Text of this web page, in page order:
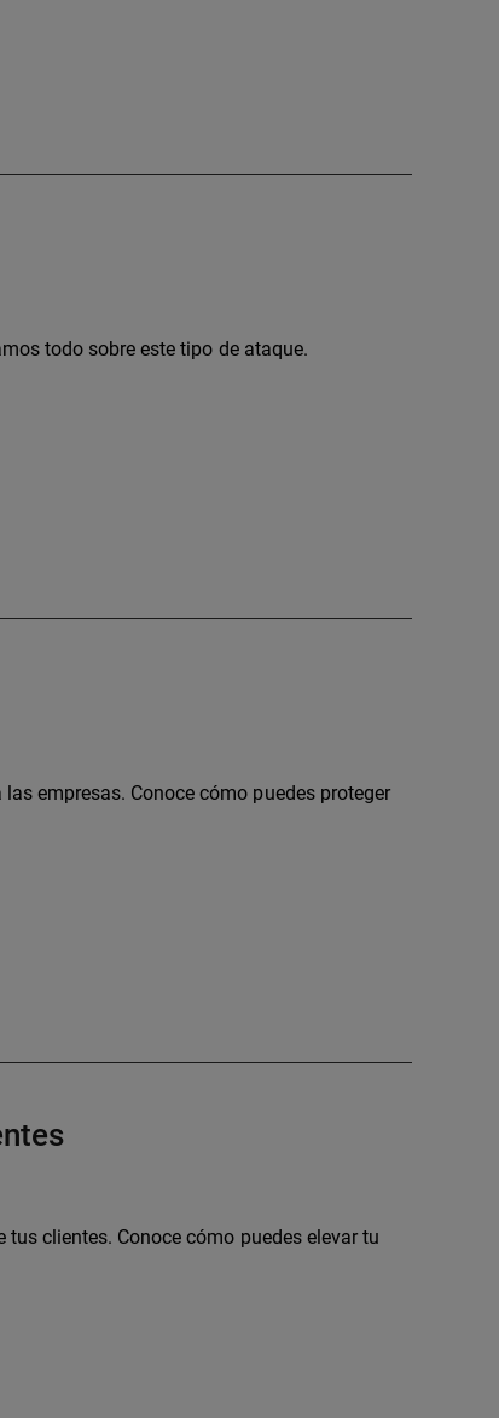
todo sobre este tipo de ataque.
empresas. Conoce cómo puedes proteger
clientes. Conoce cómo puedes elevar tu